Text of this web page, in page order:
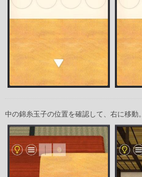
中の錦糸玉子の位置を確認して、右に移動。